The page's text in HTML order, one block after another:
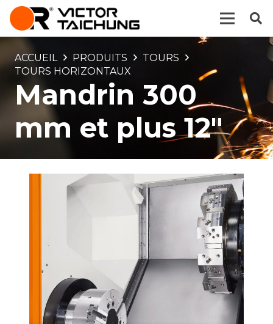
ACCUEIL PRODUITS
TOURS
TOURS HORIZONTAUX
Mandrin 300
mm et plus 12″